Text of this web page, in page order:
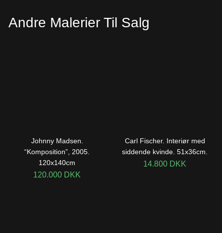
Andre Malerier Til Salg
Johnny Madsen.
“Komposition”, 2005.
120x140cm
120.000 DKK
Carl Fischer. Interiør med
siddende kvinde. 51x36cm.
14.800 DKK